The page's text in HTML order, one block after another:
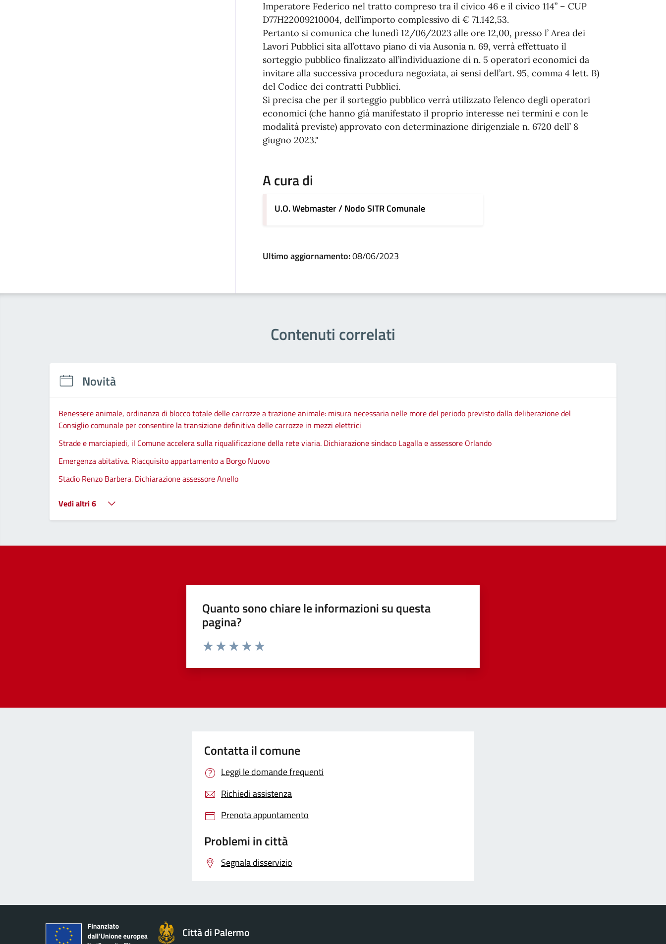
Imperatore Federico nel tratto compreso tra il civico 46 e il civico 114” – CUP
D77H22009210004, dell’importo complessivo di € 71.142,53.
Pertanto si comunica che lunedì 12/06/2023 alle ore 12,00, presso l’ Area dei
Lavori Pubblici sita all’ottavo piano di via Ausonia n. 69, verrà effettuato il
sorteggio pubblico finalizzato all’individuazione di n. 5 operatori economici da
invitare alla successiva procedura negoziata, ai sensi dell’art. 95, comma 4 lett. B)
del Codice dei contratti Pubblici.
Si precisa che per il sorteggio pubblico verrà utilizzato l’elenco degli operatori
economici (che hanno già manifestato il proprio interesse nei termini e con le
modalità previste) approvato con determinazione dirigenziale n. 6720 dell’ 8
giugno 2023."
A cura di
U.O. Webmaster / Nodo SITR Comunale
Ultimo aggiornamento:08/06/2023
Contenuti correlati
Novità
Benessere animale, ordinanza di blocco totale delle carrozze a trazione animale: misura necessaria nelle more del periodo previsto dalla deliberazione del
Consiglio comunale per consentire la transizione definitiva delle carrozze in mezzi elettrici
Strade e marciapiedi, il Comune accelera sulla riqualificazione della rete viaria. Dichiarazione sindaco Lagalla e assessore Orlando
Emergenza abitativa. Riacquisito appartamento a Borgo Nuovo
Stadio Renzo Barbera. Dichiarazione assessore Anello
Vedi altri 6
Quanto sono chiare le informazioni su questa
pagina?
Contatta il comune
Leggi le domande frequenti
Richiedi assistenza
Prenota appuntamento
Problemi in città
Segnala disservizio
Città di Palermo